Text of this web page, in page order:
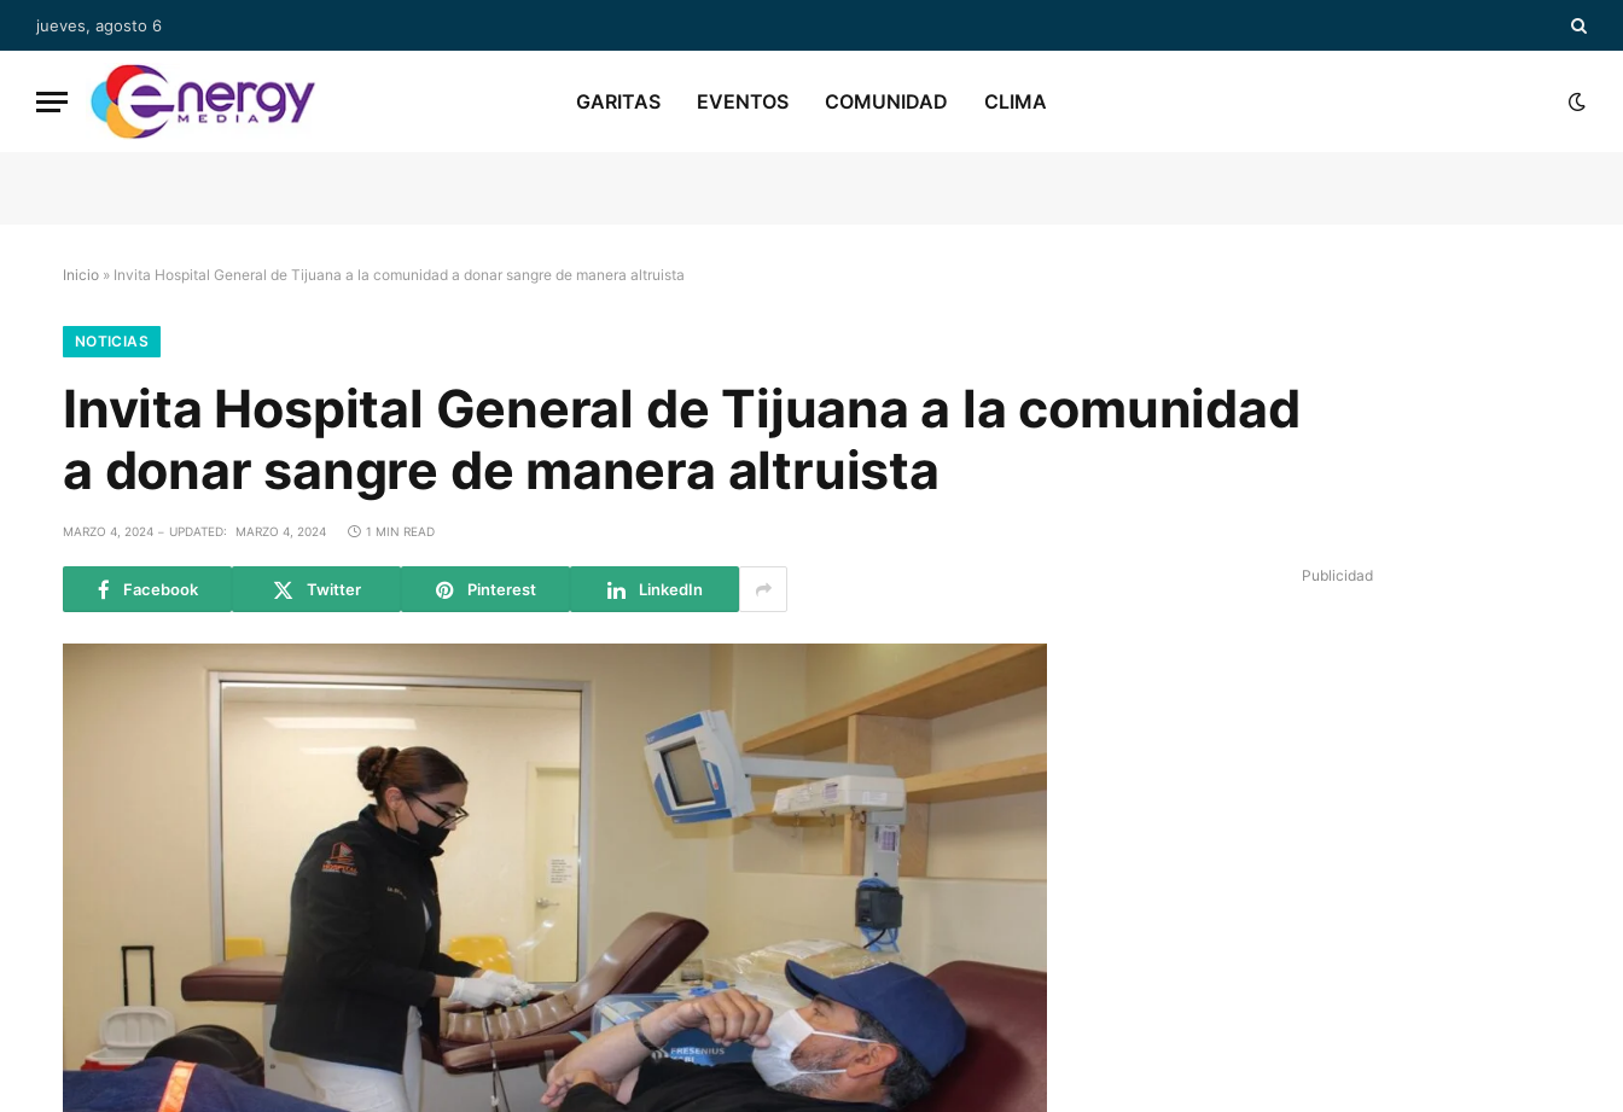
jueves, agosto 6
GARITAS EVENTOS COMUNIDAD CLIMA
Inicio » Invita Hospital General de Tijuana a la comunidad a donar sangre de manera altruista
NOTICIAS
Invita Hospital General de Tijuana a la comunidad
a donar sangre de manera altruista
MARZO 4, 2024 UPDATED: MARZO 4, 2024 1 MIN READ
Facebook Twitter Pinterest LinkedIn
Publicidad